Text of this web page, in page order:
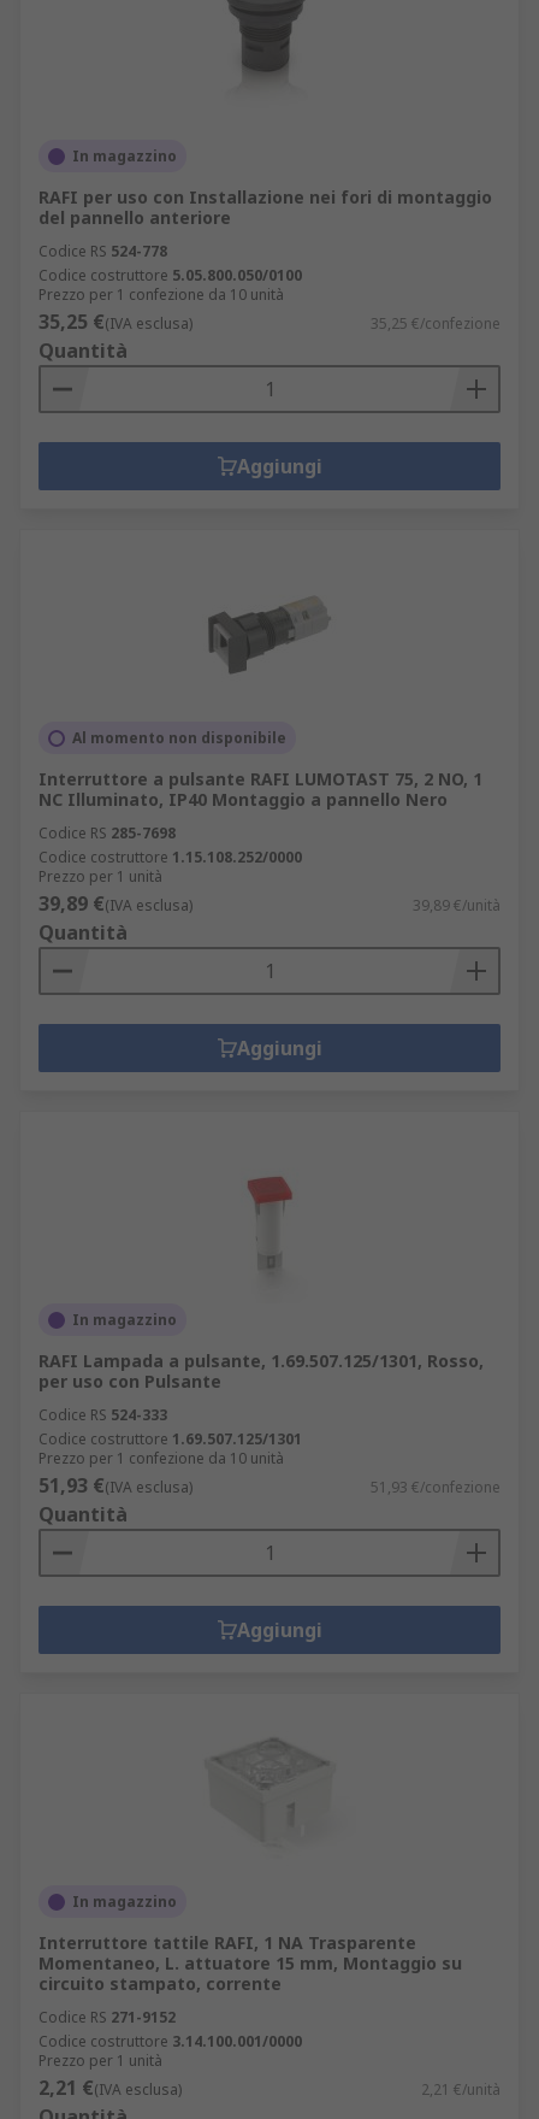
In magazzino
RAFI per uso con Installazione nei fori di montaggio
del pannello anteriore
Codice RS 524-778
Codice costruttore 5.05.800.050/0100
Prezzo per 1 confezione da 10 unità
35,25 €(IVA esclusa) 35,25 €/confezione
Quantità
Aggiungi
Al momento non disponibile
Interruttore a pulsante RAFI LUMOTAST 75, 2 NO, 1
NC Illuminato, IP40 Montaggio a pannello Nero
Codice RS 285-7698
Codice costruttore 1.15.108.252/0000
Prezzo per 1 unità
39,89 €(IVA esclusa) 39,89 €/unità
Quantità
Aggiungi
In magazzino
RAFI Lampada a pulsante, 1.69.507.125/1301, Rosso,
per uso con Pulsante
Codice RS 524-333
Codice costruttore 1.69.507.125/1301
Prezzo per 1 confezione da 10 unità
51,93 €(IVA esclusa) 51,93 €/confezione
Quantità
Aggiungi
In magazzino
Interruttore tattile RAFI, 1 NA Trasparente
Momentaneo, L. attuatore 15 mm, Montaggio su
circuito stampato, corrente
Codice RS 271-9152
Codice costruttore 3.14.100.001/0000
Prezzo per 1 unità
2,21 €(IVA esclusa) 2,21 €/unità